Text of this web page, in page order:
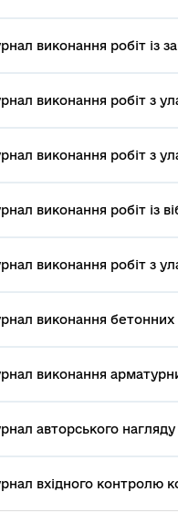
виконання робіт із
виконання робіт з
виконання робіт з
виконання робіт із
виконання робіт з
виконання бетонних
виконання
авторського нагляду
вхідного контролю